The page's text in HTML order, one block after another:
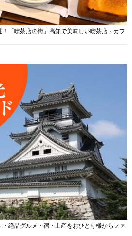
「喫茶店の街」高知で美味しい喫茶店・カフ
・絶品グルメ・宿・土産をおひとり様からファ